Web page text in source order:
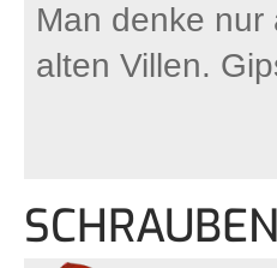
Man denke
alten Villen.